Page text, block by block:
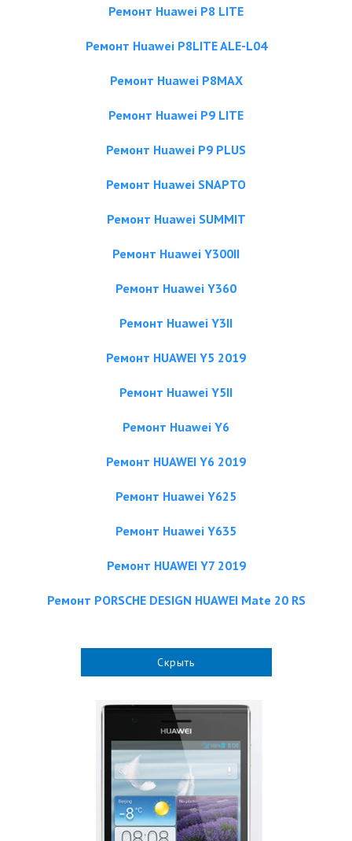
Ремонт Huawei P8 LITE
Ремонт Huawei P8LITE ALE-L04
Ремонт Huawei P8MAX
Ремонт Huawei P9 LITE
Ремонт Huawei P9 PLUS
Ремонт Huawei SNAPTO
Ремонт Huawei SUMMIT
Ремонт Huawei Y300II
Ремонт Huawei Y360
Ремонт Huawei Y3II
Ремонт HUAWEI Y5 2019
Ремонт Huawei Y5II
Ремонт Huawei Y6
Ремонт HUAWEI Y6 2019
Ремонт Huawei Y625
Ремонт Huawei Y635
Ремонт HUAWEI Y7 2019
Ремонт PORSCHE DESIGN HUAWEI Mate 20 RS
Скрыть